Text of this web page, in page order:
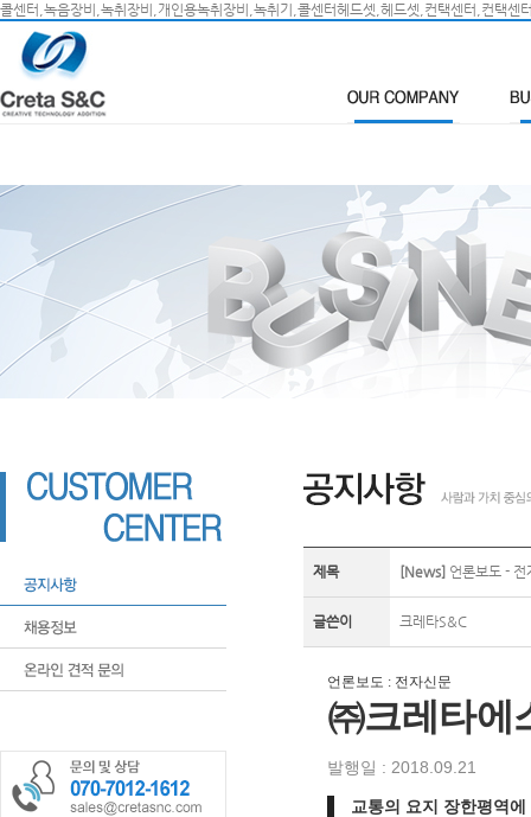
콜센터,녹음장비,녹취장비,개인용녹취장비,녹취기,콜센터헤드셋,헤드셋,컨택센터,컨택센
제목 [News] 언론보도 -
글쓴이 크레타S&C
언론보도 : 전자신문
㈜크레타에
발행일 : 2018.09.21
교통의 요지 장한평역